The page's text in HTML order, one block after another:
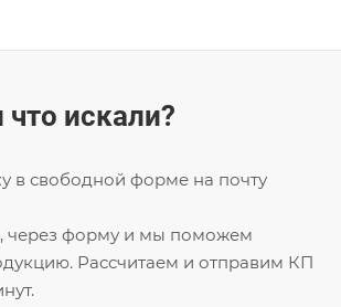
искали?
в свободной форме на почту
через форму и мы поможем
Рассчитаем и отправим КП